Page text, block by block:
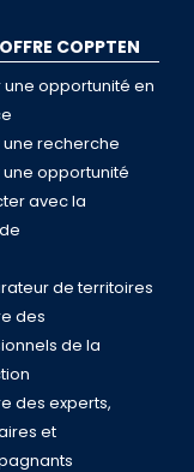
COPPTEN
une opportunité en
une recherche
une opportunité
avec la
de territoires
des
de la
des experts,
et